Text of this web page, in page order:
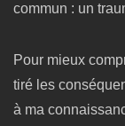
commun : un
Pour mieux
tiré les
à ma